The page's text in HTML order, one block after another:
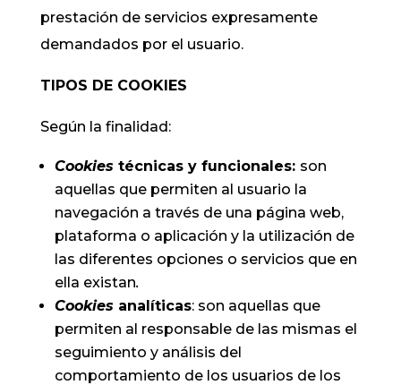
prestación de servicios expresamente
demandados por el usuario.
TIPOS DE COOKIES
Según la finalidad:
Cookies técnicas y funcionales: son
aquellas que permiten al usuario la
navegación a través de una página web,
plataforma o aplicación y la utilización de
las diferentes opciones o servicios que en
ella existan.
Cookies analíticas: son aquellas que
permiten al responsable de las mismas el
seguimiento y análisis del
comportamiento de los usuarios de los